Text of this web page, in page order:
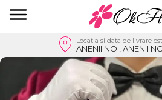
Locatia si data de livrare
ANENII NOI, ANENII